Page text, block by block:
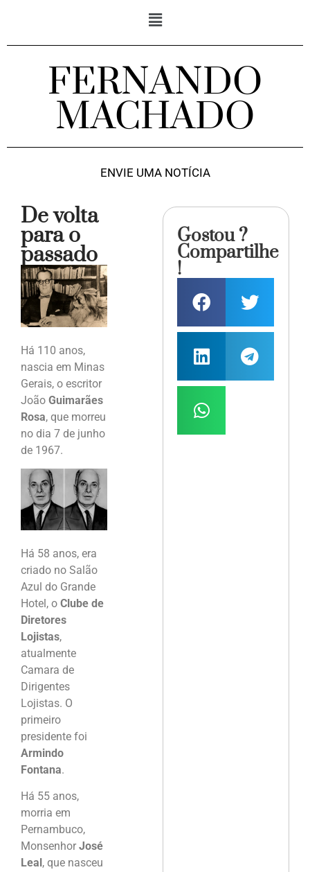
FERNANDO
MACHADO
ENVIE UMA NOTÍCIA
De volta
para o
passado
Há 110 anos,
nascia em Minas
Gerais, o escritor
João Guimarães
Rosa, que morreu
no dia 7 de junho
de 1967.
Há 58 anos, era
criado no Salão
Azul do Grande
Hotel, o Clube de
Diretores
Lojistas,
atualmente
Camara de
Dirigentes
Lojistas. O
primeiro
presidente foi
Armindo
Fontana.
Há 55 anos,
morria em
Pernambuco,
Monsenhor José
Leal , que nasceu
Gostou ?
Compartilhe
!